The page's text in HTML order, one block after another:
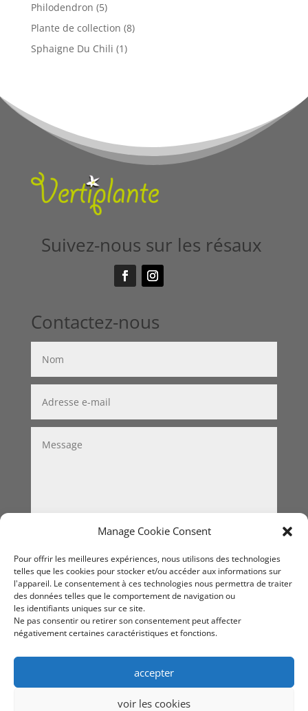
Manage Cookie Consent
Pour offrir les meilleures expériences, nous utilisons des technologies
telles que les cookies pour stocker et/ou accéder aux informations sur
l'appareil. Le consentement à ces technologies nous permettra de traiter
des données telles que le comportement de navigation ou
les identifiants uniques sur ce site.
Ne pas consentir ou retirer son consentement peut affecter
négativement certaines caractéristiques et fonctions.
accepter
voir les cookies
Philodendron (5)
Plante de collection (8)
Sphaigne Du Chili (1)
Suivez-nous sur les résaux
Contactez-nous
2 + 1 Valider